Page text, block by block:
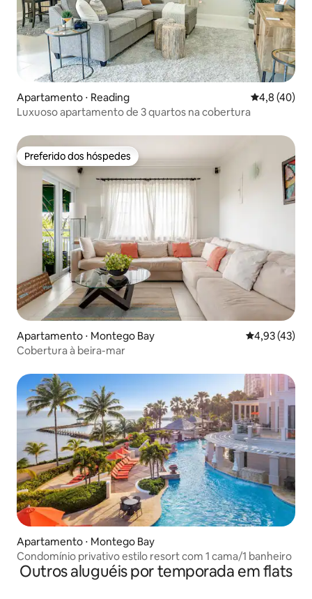
Apartamento ⋅ Reading 4,8 de uma
4,8 (40)
Luxuoso apartamento de 3 quartos na cobertura
Preferido dos hóspedes
Preferido dos hóspedes
Apartamento ⋅ Montego Bay 4,93 de uma
4,93 (43)
Cobertura à beira-mar
Apartamento ⋅ Montego Bay
Condomínio privativo estilo resort com 1 cama/1 banheiro
Outros aluguéis por temporada em flats